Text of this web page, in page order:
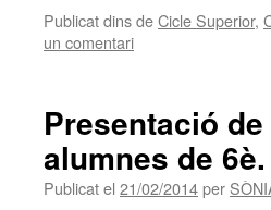
Publicat dins deCicle Superior,
un comentari
Presentació
alumnes de 6è.
Publicat el 21/02/2014per